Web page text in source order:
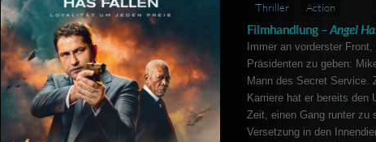
Thriller Action
Filmhandlung –Angel
Immer an vorderster
Präsidenten zu geben:
Mann des Secret Service.
Karriere hat er bereits den
Zeit, einen Gang runter zu
Versetzung in den